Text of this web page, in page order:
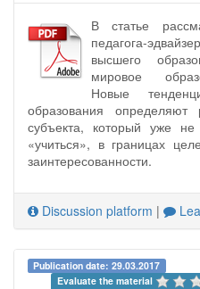
В статье
педагога-
высшего
мировое
Новые
образования
субъекта, который уже
«учиться», в границах
заинтересованности.
Discussion platform |
Publication date: 29.03.2017
Evaluate the material